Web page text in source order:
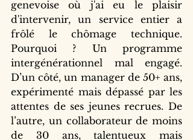
genevoise où j'ai eu le plaisir
d'intervenir, un service entier a
frôlé le chômage technique.
Pourquoi ? Un programme
intergénérationnel mal engagé.
D’un côté, un manager de 50+ ans,
expérimenté mais dépassé par les
attentes de ses jeunes recrues. De
l’autre, un collaborateur de moins
de 30 ans, talentueux mais